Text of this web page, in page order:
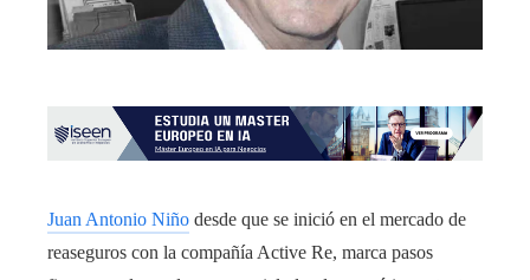
Juan Antonio Niño desde que se inició en el mercado de
reaseguros con la compañía Active Re, marca pasos